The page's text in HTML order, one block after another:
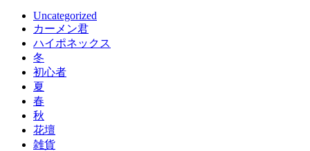
Uncategorized
カーメン君
ハイポネックス
冬
初心者
夏
春
秋
花壇
雑貨